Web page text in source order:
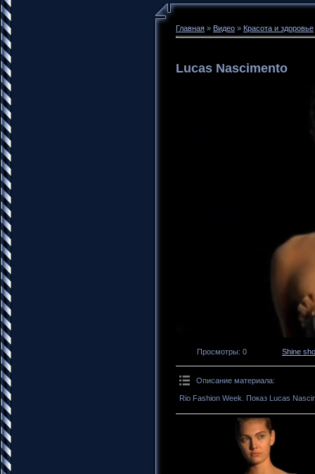
Главная » Видео » Красота и здоровье
Lucas Nascimento
Просмотры: 0 Shine
Описание материала:
Rio Fashion Week. Показ Lucas